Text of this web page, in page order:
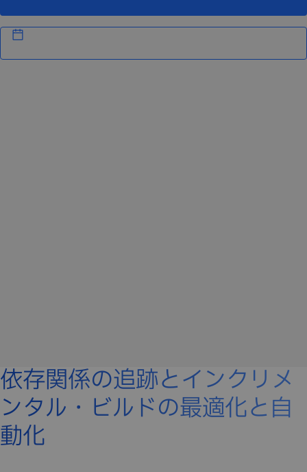
依存関係の追跡とインクリメ
ンタル・ビルドの最適化と自
動化